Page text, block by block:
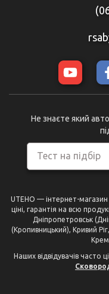
Тест на підбір
Не знаєте який
UTEHO — інтернет-магазин
ціні, гарантія на всю
Дніпропетровськ
(Кропивницький), Кривий
Наших відвідувачів часто